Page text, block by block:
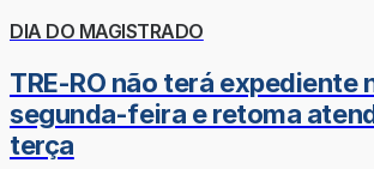
DIA DO MAGISTRADO
TRE-RO não terá expediente
segunda-feira e retoma
terça